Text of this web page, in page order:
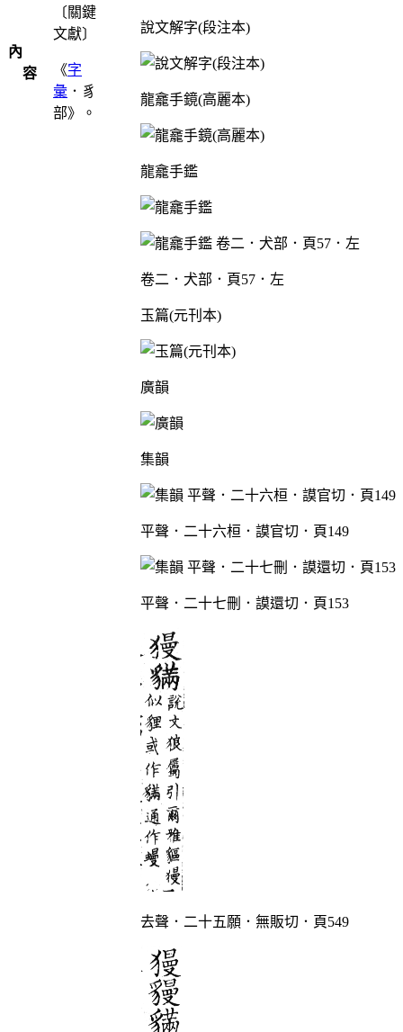
內
容
〔關鍵
文獻〕
《字
彙 ．豸
部》。
說文解字(段注本)
龍龕手鏡(高麗本)
龍龕手鑑
卷二．犬部．頁57．左
玉篇(元刊本)
廣韻
集韻
平聲．二十六桓．謨官切．頁149
平聲．二十七刪．謨還切．頁153
去聲．二十五願．無販切．頁549